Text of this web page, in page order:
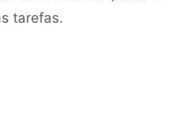
tarefas.